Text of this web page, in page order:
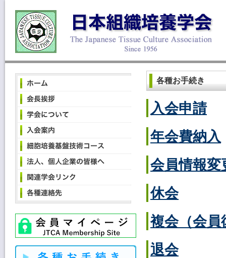
各種お手続き
入会申請
年会費納入
会員情報変
休会
複会（会員
退会